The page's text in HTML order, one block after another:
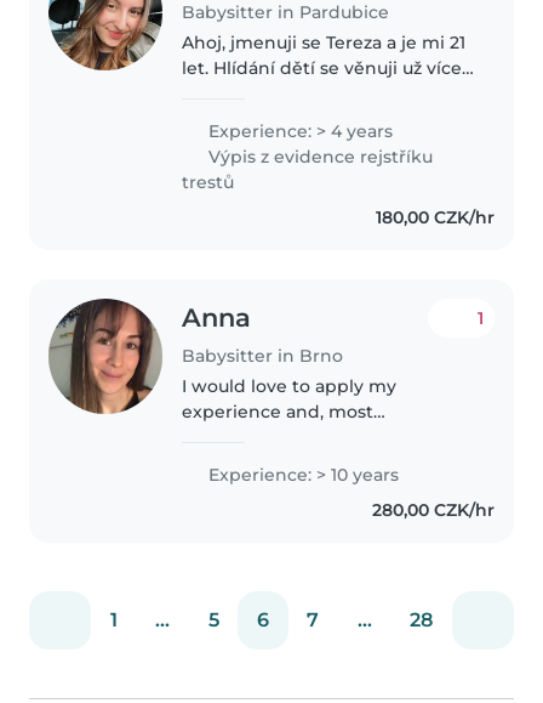
Babysitter in Pardubice
Ahoj, jmenuji se Tereza a je mi 21
let. Hlídání dětí se věnuji už více
opravdu baví. Ke každému dítěti
přistupuji s trpělivostí,
respektem a snažím se..
Experience: > 4 years
Výpis z evidence rejstříku
trestů
180,00 CZK/hr
Anna
Babysitter in Brno
1
I would love to apply my
experience and, most
passion and interest in games
and childcare. The world of
children is very close to me—I
Experience: > 10 years
280,00 CZK/hr
1 ... 5 6 7 ... 28